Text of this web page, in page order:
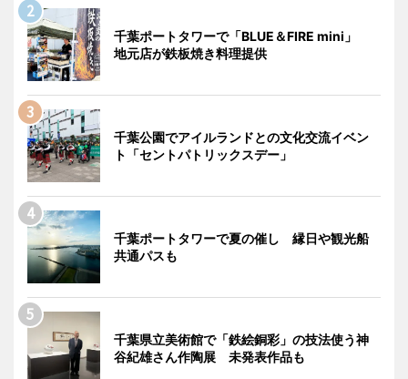
千葉ポートタワーで「BLUE＆FIRE mini」
地元店が鉄板焼き料理提供
千葉公園でアイルランドとの文化交流イベン
ト「セントパトリックスデー」
千葉ポートタワーで夏の催し 縁日や観光船
共通パスも
千葉県立美術館で「鉄絵銅彩」の技法使う神
谷紀雄さん作陶展 未発表作品も